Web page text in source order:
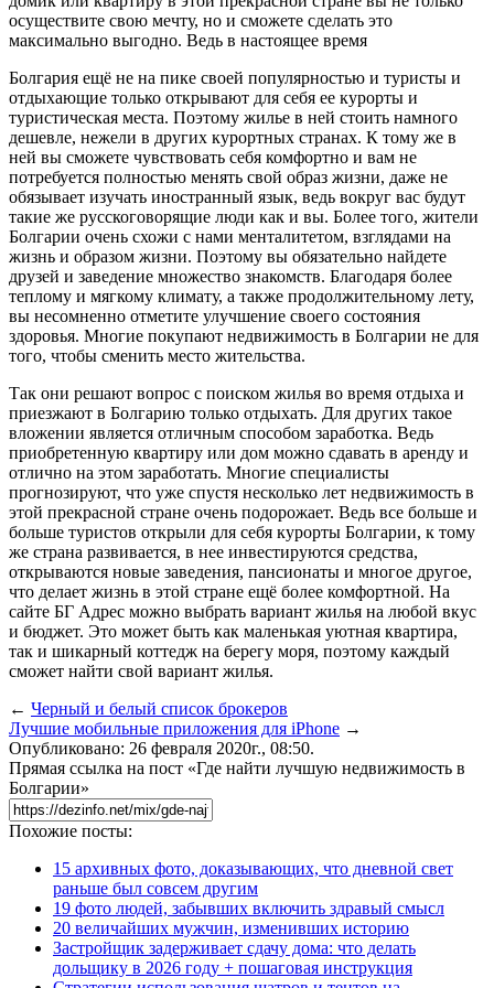
осуществите свою мечту, но и сможете сделать это
максимально выгодно. Ведь в настоящее время
Болгария ещё не на пике своей популярностью и туристы и
отдыхающие только открывают для себя ее курорты и
туристическая места. Поэтому жилье в ней стоить намного
дешевле, нежели в других курортных странах. К тому же в
ней вы сможете чувствовать себя комфортно и вам не
потребуется полностью менять свой образ жизни, даже не
обязывает изучать иностранный язык, ведь вокруг вас будут
такие же русскоговорящие люди как и вы. Более того, жители
Болгарии очень схожи с нами менталитетом, взглядами на
жизнь и образом жизни. Поэтому вы обязательно найдете
друзей и заведение множество знакомств. Благодаря более
теплому и мягкому климату, а также продолжительному лету,
вы несомненно отметите улучшение своего состояния
здоровья. Многие покупают недвижимость в Болгарии не для
того, чтобы сменить место жительства.
Так они решают вопрос с поиском жилья во время отдыха и
приезжают в Болгарию только отдыхать. Для других такое
вложении является отличным способом заработка. Ведь
приобретенную квартиру или дом можно сдавать в аренду и
отлично на этом заработать. Многие специалисты
прогнозируют, что уже спустя несколько лет недвижимость в
этой прекрасной стране очень подорожает. Ведь все больше и
больше туристов открыли для себя курорты Болгарии, к тому
же страна развивается, в нее инвестируются средства,
открываются новые заведения, пансионаты и многое другое,
что делает жизнь в этой стране ещё более комфортной. На
сайте БГ Адрес можно выбрать вариант жилья на любой вкус
и бюджет. Это может быть как маленькая уютная квартира,
так и шикарный коттедж на берегу моря, поэтому каждый
сможет найти свой вариант жилья.
← Черный и белый список брокеров
Лучшие мобильные приложения для iPhone →
Опубликовано: 26 февраля 2020г., 08:50.
Прямая ссылка на пост «Где найти лучшую недвижимость в
Болгарии»
Похожие посты:
15 архивных фото, доказывающих, что дневной свет
раньше был совсем другим
19 фото людей, забывших включить здравый смысл
20 величайших мужчин, изменивших историю
Застройщик задерживает сдачу дома: что делать
дольщику в 2026 году + пошаговая инструкция